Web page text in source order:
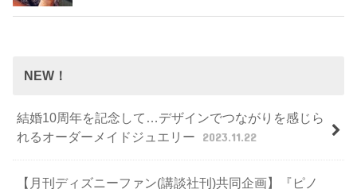
NEW！
結婚10周年を記念して…デザインでつながりを感じら
れるオーダーメイドジュエリー
2023.11.22
【月刊ディズニーファン(講談社刊)共同企画】『ピノ